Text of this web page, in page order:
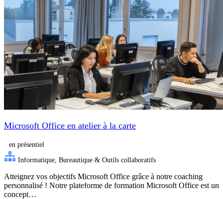
Microsoft Office en atelier à la carte
en présentiel
Informatique, Bureautique & Outils collaboratifs
Atteignez vos objectifs Microsoft Office grâce à notre coaching
personnalisé ! Notre plateforme de formation Microsoft Office est un
concept…